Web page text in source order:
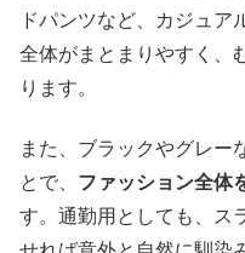
ドパンツなど、カジュア
全体がまとまりやすく、
ります。
また、ブラックやグレー
とで、 ファッション全体
す。通勤用としても、ス